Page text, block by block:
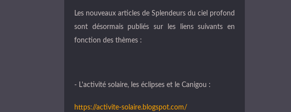
Les nouveaux articles de Splendeurs du ciel profond
sont désormais publiés sur les liens suivants en
fonction des thèmes :
- L'activité solaire, les éclipses et le Canigou :
https://activite-solaire.blogspot.com/